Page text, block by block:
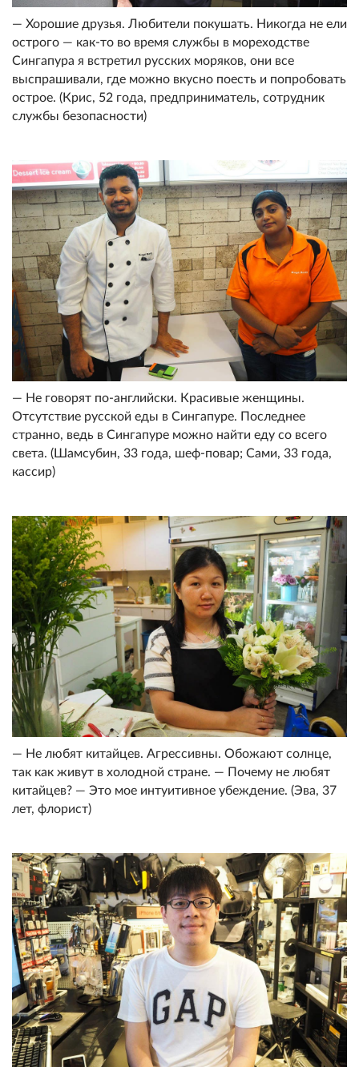
— Хорошие друзья. Любители покушать. Никогда не ели
острого — как-то во время службы в мореходстве
Сингапура я встретил русских моряков, они все
выспрашивали, где можно вкусно поесть и попробовать
острое. (Крис, 52 года, предприниматель, сотрудник
службы безопасности)
— Не говорят по-английски. Красивые женщины.
Отсутствие русской еды в Сингапуре. Последнее
странно, ведь в Сингапуре можно найти еду со всего
света. (Шамсубин, 33 года, шеф-повар; Сами, 33 года,
кассир)
— Не любят китайцев. Агрессивны. Обожают солнце,
так как живут в холодной стране. — Почему не любят
китайцев? — Это мое интуитивное убеждение. (Эва, 37
лет, флорист)